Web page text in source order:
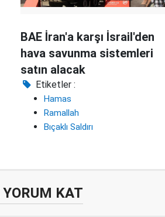
BAE İran'a karşı İsrail'den
hava savunma sistemleri
satın alacak
Etiketler :
Hamas
Ramallah
Bıçaklı Saldırı
YORUM KAT